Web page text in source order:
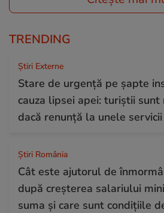
TRENDING
Știri Externe
Stare de urgență pe șapte
cauza lipsei apei: turiștii
dacă renunță la unele
Știri România
Cât este ajutorul de
după creșterea salariului
suma și care sunt condițiile